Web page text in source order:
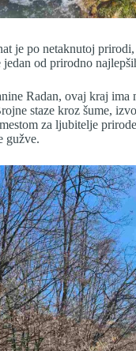
je po netaknutoj prirodi,
od prirodno
Radan, ovaj kraj ima
staze kroz šume,
za ljubitelje
gužve.